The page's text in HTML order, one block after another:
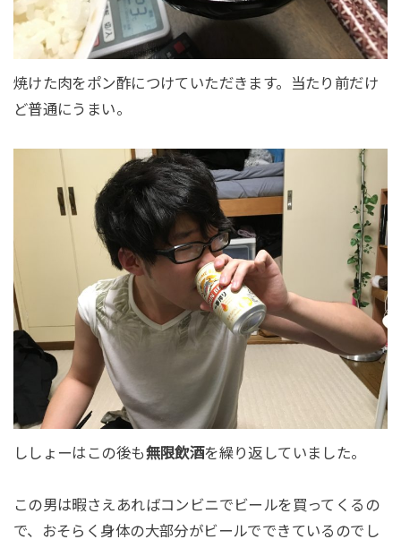
焼けた肉をポン酢につけていただきます。当たり前だけ
ど普通にうまい。
ししょーはこの後も無限飲酒を繰り返していました。
この男は暇さえあればコンビニでビールを買ってくるの
で、おそらく身体の大部分がビールでできているのでし